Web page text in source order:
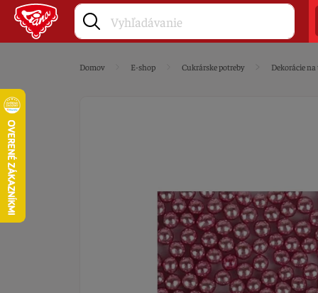
Domov E-shop Cukrárske potreby Dekorácie